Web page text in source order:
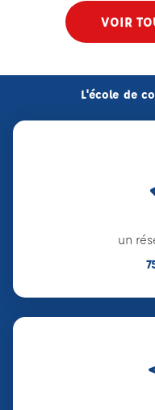
VOIR
L'école de
un